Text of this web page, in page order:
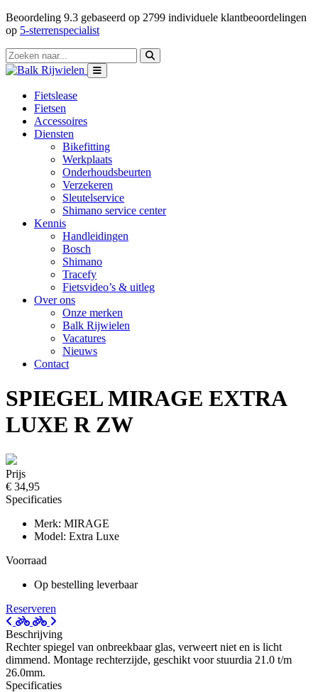
Beoordeling 9.3 gebaseerd op 2799 individuele klantbeoordelingen
op 5-sterrenspecialist
Fietslease
Fietsen
Accessoires
Diensten
Bikefitting
Werkplaats
Onderhoudsbeurten
Verzekeren
Sleutelservice
Shimano service center
Kennis
Handleidingen
Bosch
Shimano
Tracefy
Fietsvideo’s & uitleg
Over ons
Onze merken
Balk Rijwielen
Vacatures
Nieuws
Contact
SPIEGEL MIRAGE EXTRA
LUXE R ZW
Prijs
€ 34,95
Specificaties
Merk: MIRAGE
Model: Extra Luxe
Voorraad
Op bestelling leverbaar
Reserveren
Beschrijving
Rechter spiegel van onbreekbaar glas, verweert niet en is licht
dimmend. Montage rechterzijde, geschikt voor stuurdia 21.0 t/m
26.0mm.
Specificaties